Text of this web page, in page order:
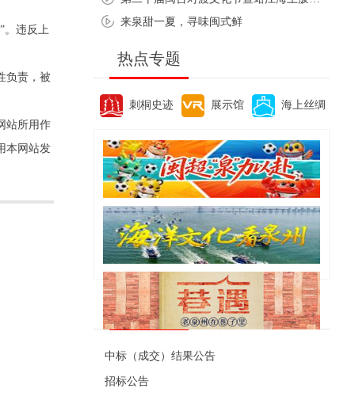
。违反上
负责，被
站所用作
本网站发
来泉甜一夏，寻味闽式鲜
热点专题
刺桐史迹 展示馆 海上丝绸
便民资讯
中标（成交）结果公告
招标公告